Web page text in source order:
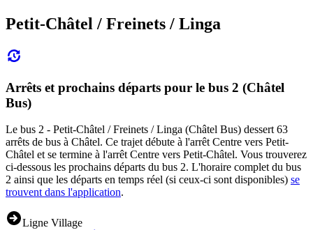
Petit-Châtel / Freinets / Linga
Arrêts et prochains départs pour le bus 2 (Châtel
Bus)
Le bus 2 - Petit-Châtel / Freinets / Linga (Châtel Bus) dessert 63
arrêts de bus à Châtel. Ce trajet débute à l'arrêt Centre vers Petit-
Châtel et se termine à l'arrêt Centre vers Petit-Châtel. Vous trouverez
ci-dessous les prochains départs du bus 2. L'horaire complet du bus
2 ainsi que les départs en temps réel (si ceux-ci sont disponibles) se
trouvent dans l'application.
Ligne Village